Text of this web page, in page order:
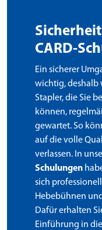
CARD-
Ein sicherer
wichtig, deshalb
Stapler, die Sie
können,
gewartet. So
auf die volle
verlassen. In
Schulungen
sich
Hebebühnen
Dafür erhalten
Einführung in